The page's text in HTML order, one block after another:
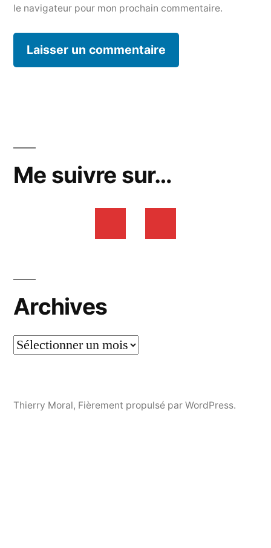
le navigateur pour mon prochain commentaire.
Me suivre sur…
Archives
Thierry Moral, Fièrement propulsé par WordPress.